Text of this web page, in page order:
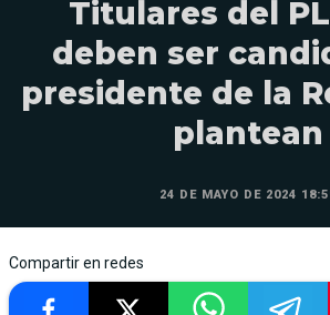
Titulares del
deben ser
presidente de la
plantean
24 DE MAYO DE 2024
Compartir en redes